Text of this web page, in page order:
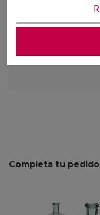
Para ver
Completa tu pedido